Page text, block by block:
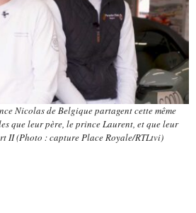
Nicolas de Belgique partagent cette même
que leur père, le prince Laurent, et que leur
II (Photo : capture Place Royale/RTLtvi)